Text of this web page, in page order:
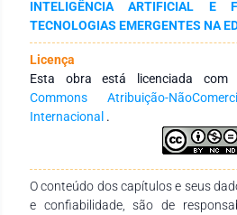
significativo para sua adoção
desenvolvimento de competências
determinante para a
que políticas públicas específicas e
continuada são necessários para
superar as barreiras existentes.
INTELIGÊNCIA ARTIFICIAL E
TECNOLOGIAS EMERGENTES NA
Licença
Esta obra está licenciada com
Commons Atribuição-
Internacional .
O conteúdo dos capítulos e seus
e confiabilidade, são de